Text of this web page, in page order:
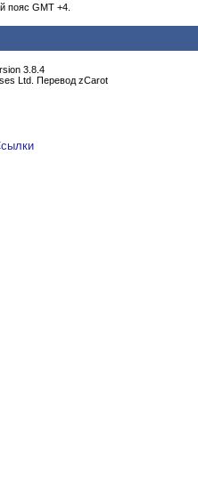
пояс GMT +4.
3.8.4
Ltd. Перевод zCarot